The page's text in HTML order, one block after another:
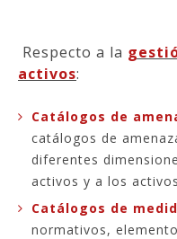
Respecto a la
activos:
Catálogos de
catálogos de
diferentes
activos y a los
Catálogos de
normativos,